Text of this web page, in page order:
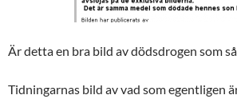
Är detta en bra bild av dödsdrogen som
Tidningarnas bild av vad som egentligen